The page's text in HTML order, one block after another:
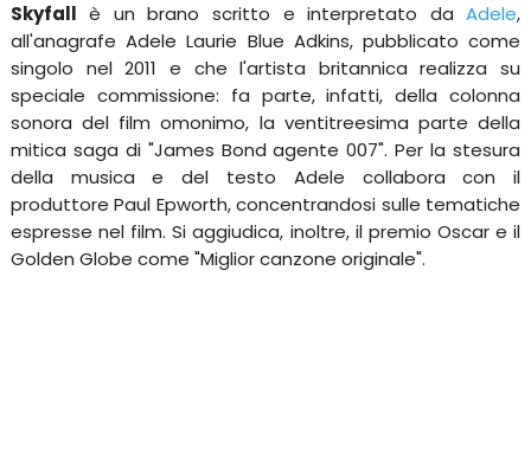
Skyfall è un brano scritto e interpretato daAdele,
all'anagrafe Adele Laurie Blue Adkins, pubblicato come
singolo nel 2011 e che l'artista britannica realizza su
speciale commissione: fa parte, infatti, della colonna
sonora del film omonimo, la ventitreesima parte della
mitica saga di "James Bond agente 007". Per la stesura
della musica e del testo Adele collabora con il
produttore Paul Epworth, concentrandosi sulle tematiche
espresse nel film. Si aggiudica, inoltre, il premio Oscar e il
Golden Globe come "Miglior canzone originale".